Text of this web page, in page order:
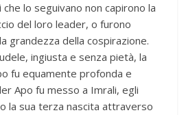
che lo seguivano non capirono la
del loro leader, o furono
grandezza della cospirazione.
ingiusta e senza pietà, la
fu equamente profonda e
Apo fu messo a Imrali, egli
la sua terza nascita attraverso